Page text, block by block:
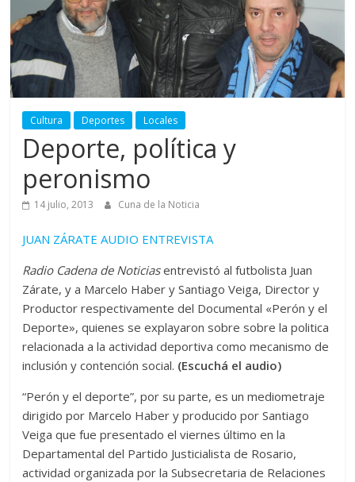
Cultura Deportes Locales
Deporte, política y
peronismo
14 julio, 2013 Cuna de la Noticia
JUAN ZÁRATE AUDIO ENTREVISTA
Radio Cadena de Noticiasentrevistó al futbolista Juan
Zárate,y a Marcelo Haber y Santiago Veiga, Director y
Productor respectivamente del Documental «Perón y el
Deporte», quienes se explayaron sobre sobre la politica
relacionada a la actividad deportiva como mecanismo de
inclusión y contención social. (Escuchá el audio)
“Perón y el deporte”, por su parte, es un mediometraje
dirigido por Marcelo Haber y producido por Santiago
Veiga que fue presentado el viernes último en la
Departamental del Partido Justicialista de Rosario,
actividad organizada por la Subsecretaria de Relaciones